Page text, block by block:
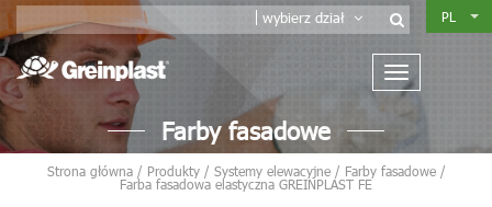
wybierz dział PL
Farby fasadowe
Strona główna/ Produkty/ Systemy elewacyjne/ Farby fasadowe/
Farba fasadowa elastyczna GREINPLAST FE